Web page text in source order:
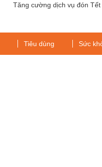
Tăng cường dịch vụ đón Tết
Tiêu dùng Sức